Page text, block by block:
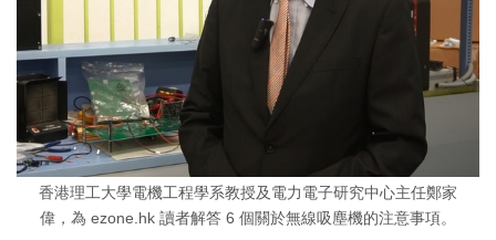
香港理工大學電機工程學系教授及電力電子研究中心主任鄭家
偉，為 ezone.hk 讀者解答 6 個關於無線吸塵機的注意事項。